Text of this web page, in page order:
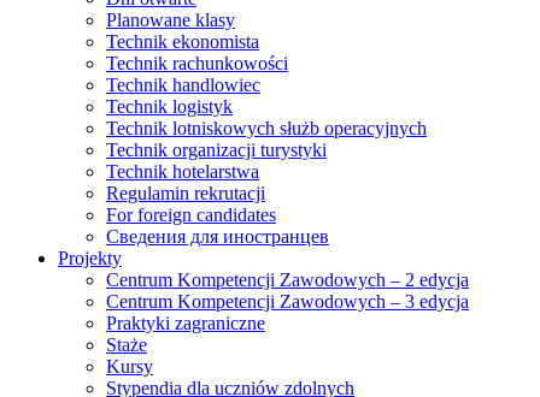
Planowane klasy
Technik ekonomista
Technik rachunkowości
Technik handlowiec
Technik logistyk
Technik lotniskowych służb operacyjnych
Technik organizacji turystyki
Technik hotelarstwa
Regulamin rekrutacji
For foreign candidates
Сведения для иностранцев
Projekty
Centrum Kompetencji Zawodowych – 2 edycja
Centrum Kompetencji Zawodowych – 3 edycja
Praktyki zagraniczne
Staże
Kursy
Stypendia dla uczniów zdolnych